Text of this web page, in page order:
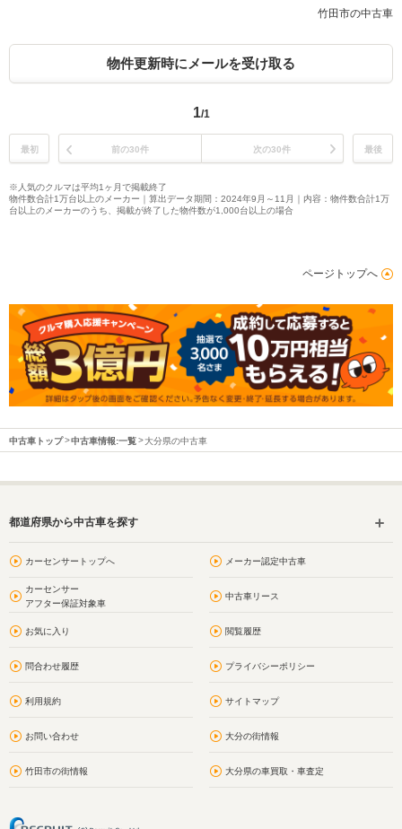
竹田市の中古車
物件更新時にメールを受け取る
1/1
最初 前の30件 次の30件 最後
※人気のクルマは平均1ヶ月で掲載終了
物件数合計1万台以上のメーカー｜算出データ期間：2024年9月～11月｜内容：物件数合計1万
台以上のメーカーのうち、掲載が終了した物件数が1,000台以上の場合
ページトップへ
中古車トップ 中古車情報:一覧 大分県の中古車
都道府県から中古車を探す
カーセンサートップへ メーカー認定中古車
カーセンサー
アフター保証対象車
中古車リース
お気に入り 閲覧履歴
問合わせ履歴 プライバシーポリシー
利用規約 サイトマップ
お問い合わせ 大分の街情報
竹田市の街情報 大分県の車買取・車査定